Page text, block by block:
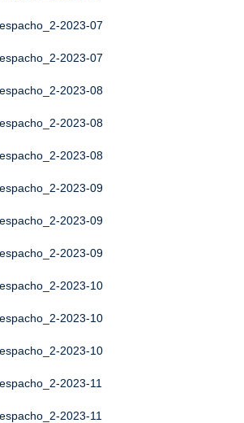
2023-07
2023-07
2023-08
2023-08
2023-08
2023-09
2023-09
2023-09
2023-10
2023-10
2023-10
2023-11
2023-11